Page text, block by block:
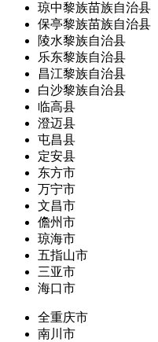
琼中黎族苗族自治县
保亭黎族苗族自治县
陵水黎族自治县
乐东黎族自治县
昌江黎族自治县
白沙黎族自治县
临高县
澄迈县
屯昌县
定安县
东方市
万宁市
文昌市
儋州市
琼海市
五指山市
三亚市
海口市
全重庆市
南川市